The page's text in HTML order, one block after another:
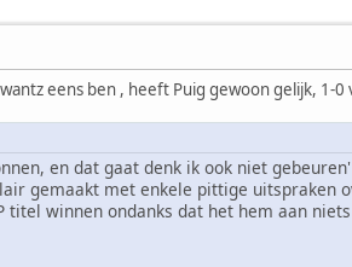
eens ben , heeft Puig gewoon gelijk, 1-0
en dat gaat denk ik ook niet gebeuren'
gemaakt met enkele pittige uitspraken
titel winnen ondanks dat het hem aan